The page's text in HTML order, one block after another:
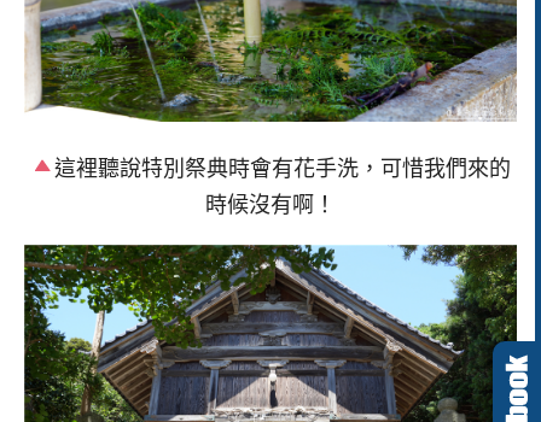
這裡聽說特別祭典時會有花手洗，可惜我們來的
時候沒有啊！